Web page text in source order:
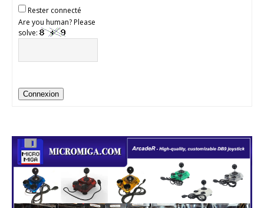
Rester connecté
Are you human? Please
solve:
Connexion